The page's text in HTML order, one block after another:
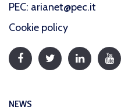
PEC: arianet@pec.it
Cookie policy
NEWS